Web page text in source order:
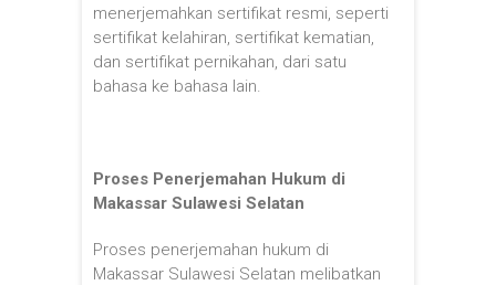
menerjemahkan sertifikat resmi, seperti
sertifikat kelahiran, sertifikat kematian,
dan sertifikat pernikahan, dari satu
bahasa ke bahasa lain.
Proses Penerjemahan Hukum di
Makassar Sulawesi Selatan
Proses penerjemahan hukum di
Makassar Sulawesi Selatan melibatkan